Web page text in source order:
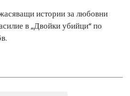
истории за любовни
в „Двойки убийци“ по